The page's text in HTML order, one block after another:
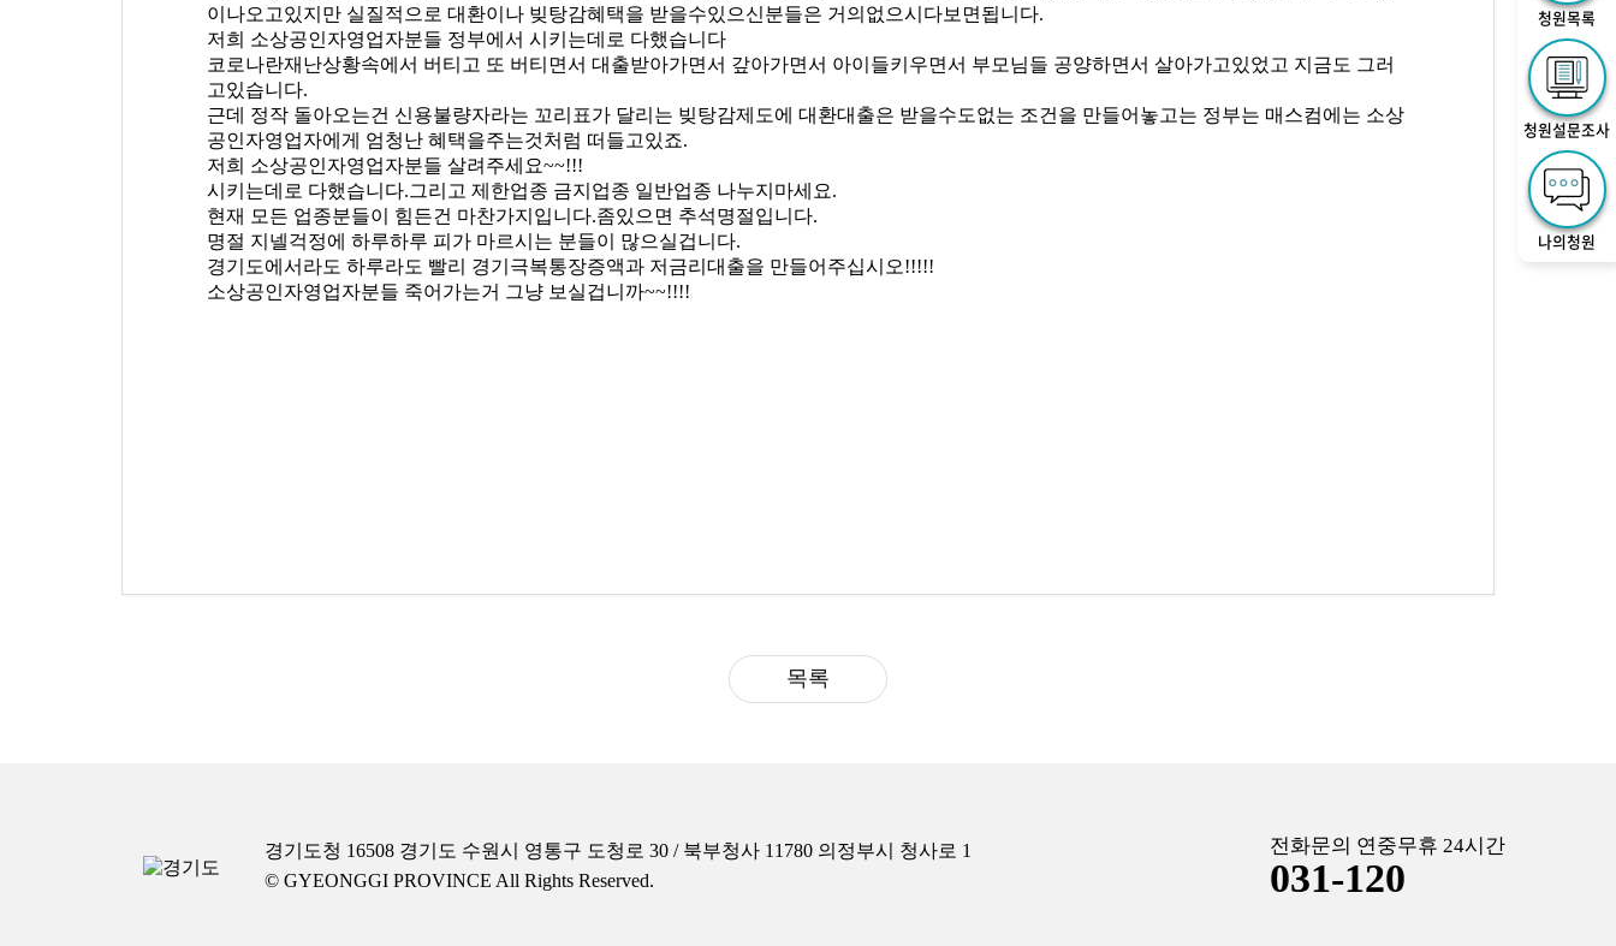
청원목록
청원설문조사
나의청원
이나오고있지만 실질적으로 대환이나 빚탕감혜택을 받을수있으신분들은 거의없으시다보면됩니다.
저희 소상공인자영업자분들 정부에서 시키는데로 다했습니다
코로나란재난상황속에서 버티고 또 버티면서 대출받아가면서 갚아가면서 아이들키우면서 부모님들 공양하면서 살아가고있었고 지금도 그러
고있습니다.
근데 정작 돌아오는건 신용불량자라는 꼬리표가 달리는 빚탕감제도에 대환대출은 받을수도없는 조건을 만들어놓고는 정부는 매스컴에는 소상
공인자영업자에게 엄청난 혜택을주는것처럼 떠들고있죠.
저희 소상공인자영업자분들 살려주세요~~!!!
시키는데로 다했습니다.그리고 제한업종 금지업종 일반업종 나누지마세요.
현재 모든 업종분들이 힘든건 마찬가지입니다.좀있으면 추석명절입니다.
명절 지넬걱정에 하루하루 피가 마르시는 분들이 많으실겁니다.
경기도에서라도 하루라도 빨리 경기극복통장증액과 저금리대출을 만들어주십시오!!!!!
소상공인자영업자분들 죽어가는거 그냥 보실겁니까~~!!!!
목록
경기도청 16508 경기도 수원시 영통구 도청로 30 / 북부청사 11780 의정부시 청사로 1
© GYEONGGI PROVINCE All Rights Reserved.
전화문의 연중무휴 24시간
031-120